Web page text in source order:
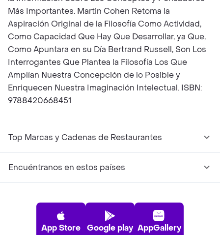
Más Importantes. Martin Cohen Retoma la
Aspiración Original de la Filosofía Como Actividad,
Como Capacidad Que Hay Que Desarrollar, ya Que,
Como Apuntara en su Día Bertrand Russell, Son Los
Interrogantes Que Plantea la Filosofía Los Que
Amplían Nuestra Concepción de lo Posible y
Enriquecen Nuestra Imaginación Intelectual. ISBN:
9788420668451
Top Marcas y Cadenas de Restaurantes
Encuéntranos en estos países
App Store Google play AppGallery